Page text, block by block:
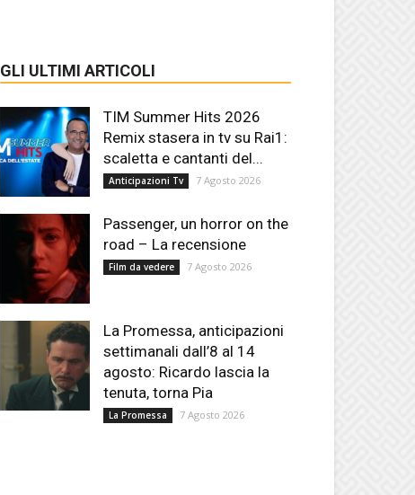
GLI ULTIMI ARTICOLI
TIM Summer Hits 2026
Remix stasera in tv su Rai1:
scaletta e cantanti del...
Anticipazioni Tv 7 Agosto 2026
Passenger, un horror on the
road – La recensione
Film da vedere 7 Agosto 2026
La Promessa, anticipazioni
settimanali dall’8 al 14
agosto: Ricardo lascia la
tenuta, torna Pia
La Promessa 7 Agosto 2026